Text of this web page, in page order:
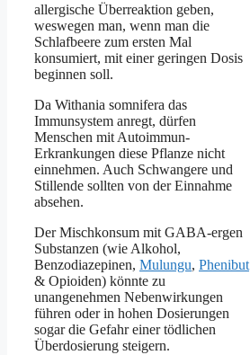
allergische Überreaktion geben,
weswegen man, wenn man die
Schlafbeere zum ersten Mal
konsumiert, mit einer geringen Dosis
beginnen soll.
Da Withania somnifera das
Immunsystem anregt, dürfen
Menschen mit Autoimmun-
Erkrankungen diese Pflanze nicht
einnehmen. Auch Schwangere und
Stillende sollten von der Einnahme
absehen.
Der Mischkonsum mit GABA-ergen
Substanzen (wie Alkohol,
Benzodiazepinen, Mulungu, Phenibut
& Opioiden) könnte zu
unangenehmen Nebenwirkungen
führen oder in hohen Dosierungen
sogar die Gefahr einer tödlichen
Überdosierung steigern.